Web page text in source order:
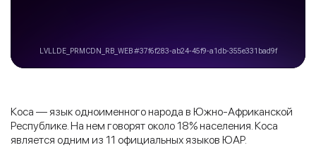
Коса — язык одноименного народа в Южно-Африканской
Республике. На нем говорят около 18% населения. Коса
является одним из 11 официальных языков ЮАР.